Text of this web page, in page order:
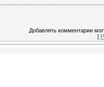
Добавлять комментарии
[